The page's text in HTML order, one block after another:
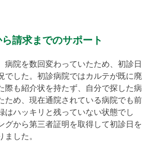
請求までのサポート
病院を数回変わっていたため、初診日
でした。初診病院ではカルテが既に廃
際も紹介状を持たず、自分で探した病
ため、現在通院されている病院でも前
はハッキリと残っていない状態でし
グから第三者証明を取得して初診日を
した。